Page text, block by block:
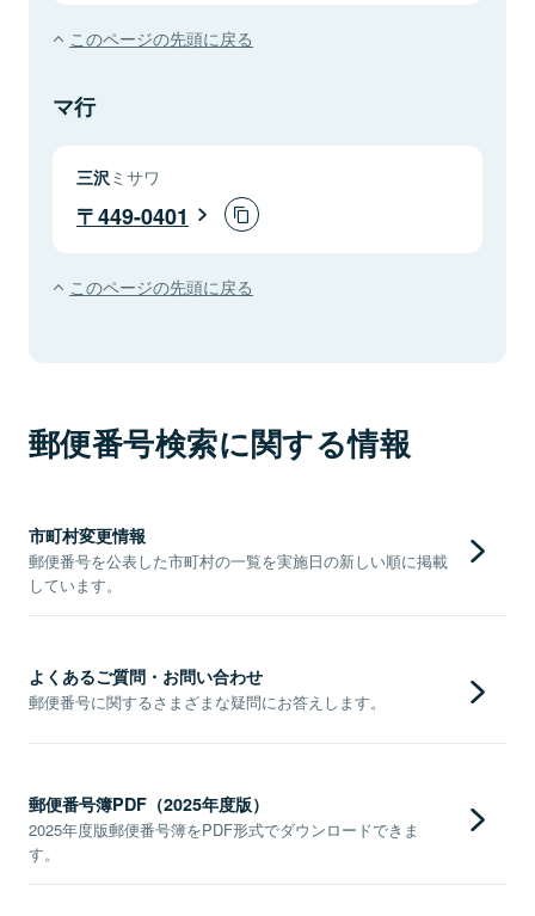
このページの先頭に戻る
マ行
三沢 ミサワ
449-0401
このページの先頭に戻る
郵便番号検索に関する情報
市町村変更情報
郵便番号を公表した市町村の一覧を実施日の新しい順に掲載
しています。
よくあるご質問・お問い合わせ
郵便番号に関するさまざまな疑問にお答えします。
郵便番号簿PDF（2025年度版）
2025年度版郵便番号簿をPDF形式でダウンロードできま
す。